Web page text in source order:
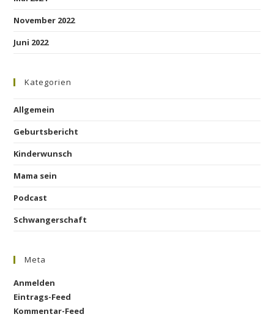
November 2022
Juni 2022
Kategorien
Allgemein
Geburtsbericht
Kinderwunsch
Mama sein
Podcast
Schwangerschaft
Meta
Anmelden
Eintrags-Feed
Kommentar-Feed